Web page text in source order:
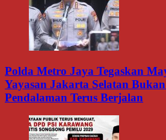
Polda Metro Jaya Tegaskan
Yayasan Jakarta Selatan
Pendalaman Terus Berjalan